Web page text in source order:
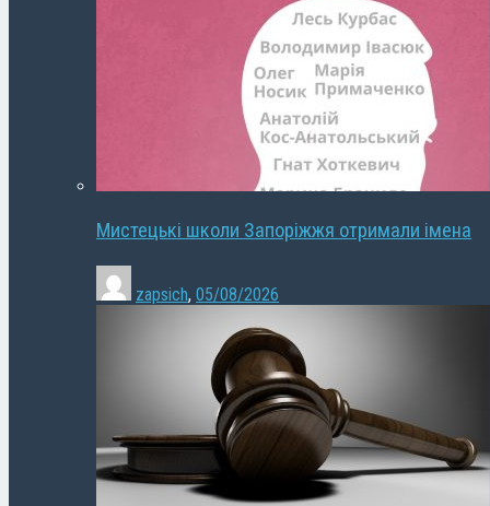
Мистецькі школи Запоріжжя отримали імена
zapsich, 05/08/2026